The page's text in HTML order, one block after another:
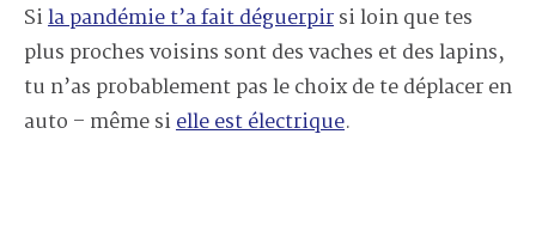
Sila pandémie t’a fait déguerpirsi loin que tes
plus proches voisins sont des vaches et des lapins,
tu n’as probablement pas le choix de te déplacer en
auto – même sielle est électrique.